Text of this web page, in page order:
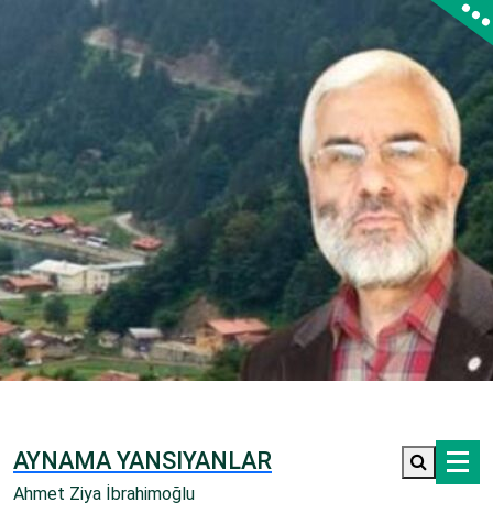
AYNAMA YANSIYANLAR
Ahmet Ziya İbrahimoğlu